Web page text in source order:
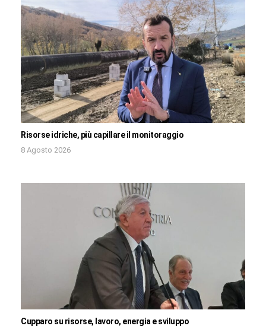
Risorse idriche, più capillare il monitoraggio
8 Agosto 2026
Cupparo su risorse, lavoro, energia e sviluppo